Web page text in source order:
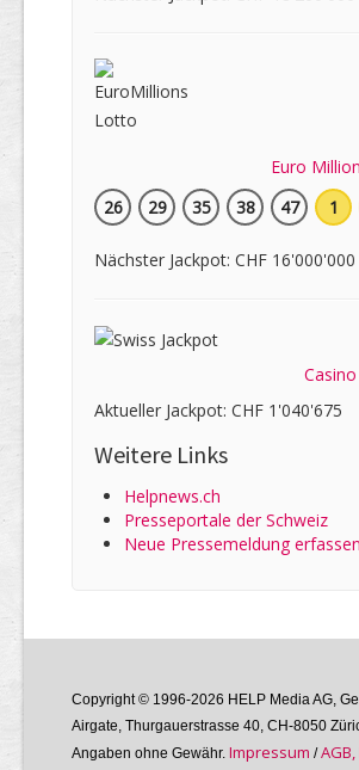
Euro
26
29 35 38 47 1
Nächster Jackpot: CHF 16'000'000
Aktueller Jackpot: CHF 1'040'675
Weitere Links
Helpnews.ch
Presseportale der Schweiz
Neue Pressemeldung erfassen
Copyright © 1996-2026 HELP Media AG,
Airgate, Thurgauer­strasse 40, CH-8050
Angaben ohne Gewähr. Im­pres­sum /